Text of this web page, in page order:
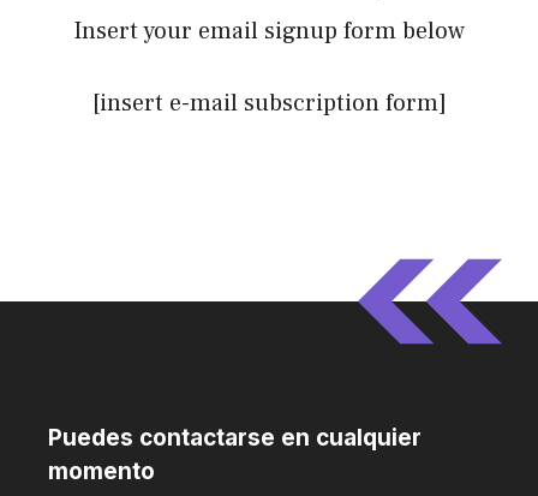
Insert your email signup form below
[insert e-mail subscription form]
Puedes contactarse en cualquier
momento